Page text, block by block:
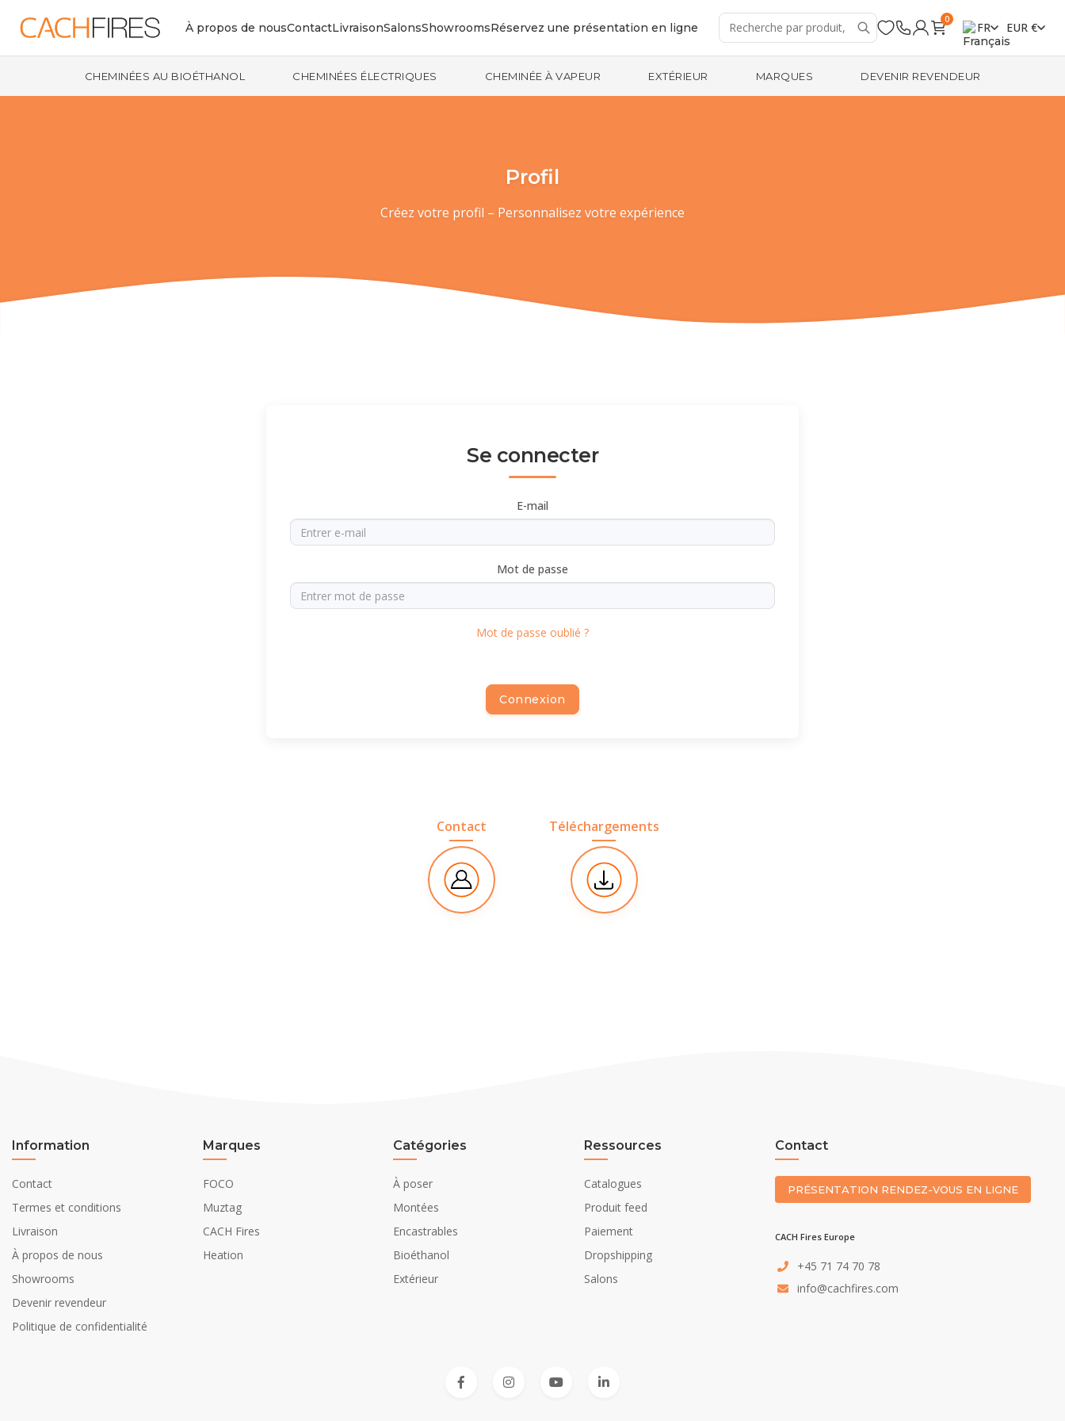
À propos de nousContactLivraisonSalonsShowroomsRéservez une présentation en ligne
0
FR EUR €
CHEMINÉES AU BIOÉTHANOL CHEMINÉES ÉLECTRIQUES CHEMINÉE À VAPEUR EXTÉRIEUR MARQUES DEVENIR REVENDEUR
Profil
Créez votre profil – Personnalisez votre expérience
Se connecter
E-mail
Mot de passe
Mot de passe oublié ?
Connexion
Contact Téléchargements
Information
Contact
Termes et conditions
Livraison
À propos de nous
Showrooms
Devenir revendeur
Politique de confidentialité
Marques
FOCO
Muztag
CACH Fires
Heation
Catégories
À poser
Montées
Encastrables
Bioéthanol
Extérieur
Ressources
Catalogues
Produit feed
Paiement
Dropshipping
Salons
Contact
PRÉSENTATION RENDEZ-VOUS EN LIGNE
CACH Fires Europe
+45 71 74 70 78
info@cachfires.com